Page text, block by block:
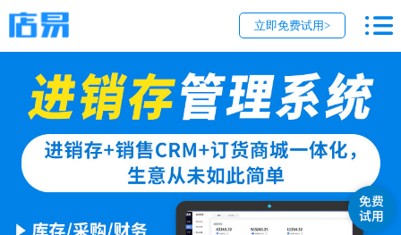
立即免费试用>